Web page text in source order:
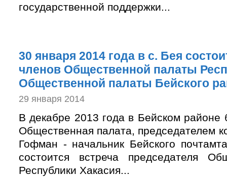
государственной поддержки...
30 января 2014 года в с. Бея
членов Общественной палаты
Общественной палаты Бейского
29 января 2014
В декабре 2013 года в Бейском
Общественная палата, председателем
Гофман - начальник Бейского
состоится встреча председателя
Республики Хакасия...